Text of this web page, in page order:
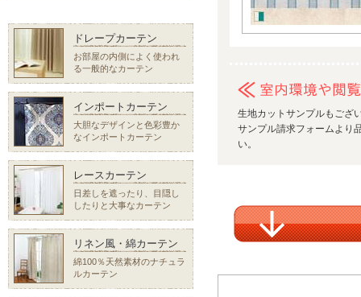
生地カットサンプルもござ
サンプル請求フォームより
い。
ドレープカーテン
お部屋の内側によく使われ
る一般的なカーテン
インポートカーテン
大胆なデザインと色彩豊か
なインポートカーテン
レースカーテン
日差しを遮ったり、目隠し
したりと大事なカーテン
リネン風・綿カーテン
綿100％天然素材のナチュラ
ルカーテン